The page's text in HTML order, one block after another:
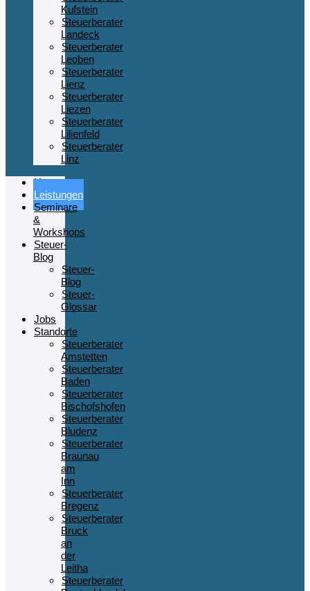
Kufstein
Steuerberater
Landeck
Steuerberater
Leoben
Steuerberater
Lienz
Steuerberater
Liezen
Steuerberater
Lilienfeld
Steuerberater
Linz
Home
Leistungen
Seminare
&
Workshops
Steuer-
Blog
Steuer-
Blog
Steuer-
Glossar
Jobs
Standorte
Steuerberater
Amstetten
Steuerberater
Baden
Steuerberater
Bischofshofen
Steuerberater
Bludenz
Steuerberater
Braunau
am
Inn
Steuerberater
Bregenz
Steuerberater
Bruck
an
der
Leitha
Steuerberater